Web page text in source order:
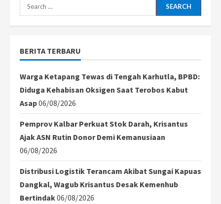
Search
for:
BERITA TERBARU
Warga Ketapang Tewas di Tengah Karhutla, BPBD:
Diduga Kehabisan Oksigen Saat Terobos Kabut
Asap06/08/2026
Pemprov Kalbar Perkuat Stok Darah, Krisantus
Ajak ASN Rutin Donor Demi Kemanusiaan
06/08/2026
Distribusi Logistik Terancam Akibat Sungai Kapuas
Dangkal, Wagub Krisantus Desak Kemenhub
Bertindak06/08/2026